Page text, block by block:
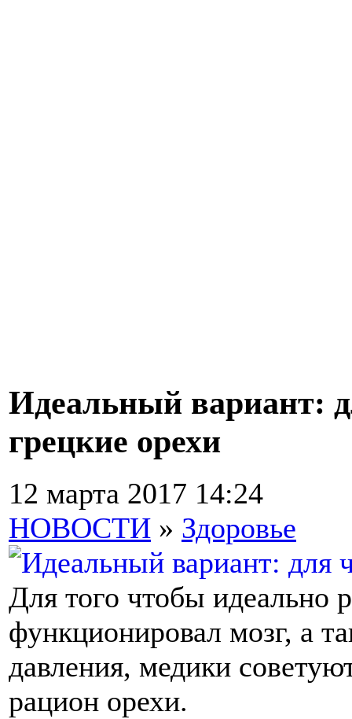
Идеальный вариант:
грецкие орехи
12 марта 2017 14:24
НОВОСТИ » Здоровье
Для того чтобы идеально
функционировал мозг, а
давления, медики
рацион орехи.